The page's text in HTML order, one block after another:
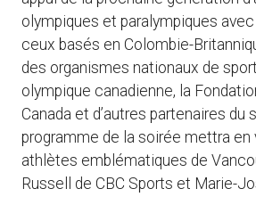
olympiques et paralympiques
ceux basés en Colombie-
des organismes nationaux de
olympique canadienne, la
Canada et d’autres partenaires du
programme de la soirée mettra
athlètes emblématiques de
Russell de CBC Sports et Marie-